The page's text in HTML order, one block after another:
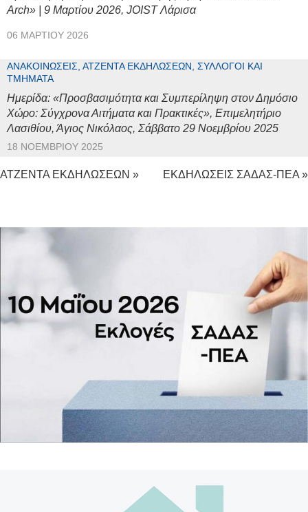
Arch» | 9 Μαρτίου 2026, JOIST Λάρισα
06 ΜΑΡΤΊΟΥ 2026
ΑΝΑΚΟΙΝΏΣΕΙΣ, ΑΤΖΈΝΤΑ ΕΚΔΗΛΏΣΕΩΝ, ΣΎΛΛΟΓΟΙ ΚΑΙ
ΤΜΉΜΑΤΑ
Ημερίδα: «Προσβασιμότητα και Συμπερίληψη στον Δημόσιο
Χώρο: Σύγχρονα Αιτήματα και Πρακτικές», Επιμελητήριο
Λασιθίου, Άγιος Νικόλαος, Σάββατο 29 Νοεμβρίου 2025
18 ΝΟΕΜΒΡΊΟΥ 2025
ΑΤΖΕΝΤΑ ΕΚΔΗΛΩΣΕΩΝ » ΕΚΔΗΛΩΣΕΙΣ ΣΑΔΑΣ-ΠΕΑ »